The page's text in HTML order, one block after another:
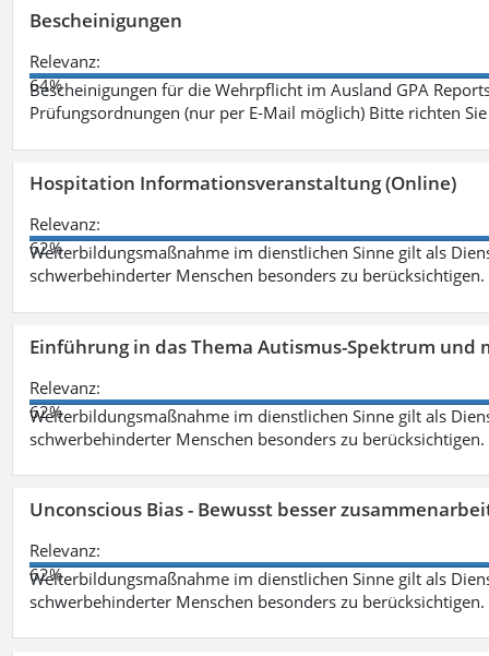
Bescheinigungen
Relevanz:
64%
Bescheinigungen für die Wehrpflicht im Ausland GPA
Prüfungsordnungen (nur per E-Mail möglich) Bitte richten
Hospitation Informationsveranstaltung (Online)
Relevanz:
62%
Weiterbildungsmaßnahme im dienstlichen Sinne gilt als
schwerbehinderter Menschen besonders zu berücksichtigen.
Einführung in das Thema Autismus-Spektrum
Relevanz:
62%
Weiterbildungsmaßnahme im dienstlichen Sinne gilt als
schwerbehinderter Menschen besonders zu berücksichtigen.
Unconscious Bias - Bewusst besser
Relevanz:
62%
Weiterbildungsmaßnahme im dienstlichen Sinne gilt als
schwerbehinderter Menschen besonders zu berücksichtigen.